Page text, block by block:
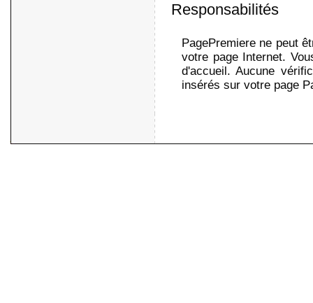
Responsabilités
PagePremiere ne peut
votre page Internet.
d'accueil. Aucune
insérés sur votre page